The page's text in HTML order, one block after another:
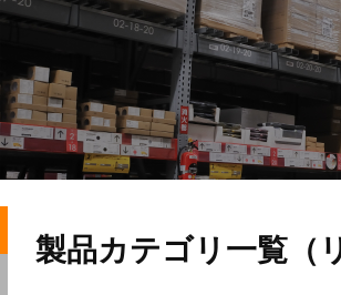
製品カテゴリ一覧（